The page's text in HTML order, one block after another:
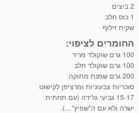
2 ביצים
1 כוס חלב
שקית זילוף
החומרים לציפוי:
100 גרם שוקולד מריר
100 גרם שוקולד חלב
200 גרם שמנת מתוקה
סוכריות צבעוניות ומרציפן לקישוט
15-17 גביעי גלידה (עם תחתית
ישרה ולא עם ה"שפיץ"…).